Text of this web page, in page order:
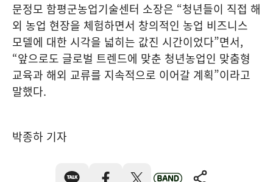
문정모 함평군농업기술센터 소장은 “청년들이 직접 해
외 농업 현장을 체험하면서 창의적인 농업 비즈니스
모델에 대한 시각을 넓히는 값진 시간이었다”면서,
“앞으로도 글로벌 트렌드에 맞춘 청년농업인 맞춤형
교육과 해외 교류를 지속적으로 이어갈 계획”이라고
말했다.
박종하 기자